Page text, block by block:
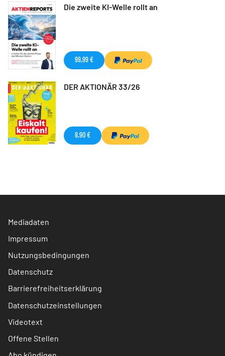
Die zweite KI-Welle rollt an
99,99 €
DER AKTIONÄR 33/26
8,90 €
Mediadaten
Impressum
Nutzungsbedingungen
Datenschutz
Barrierefreiheitserklärung
Datenschutzeinstellungen
Videotext
Offene Stellen